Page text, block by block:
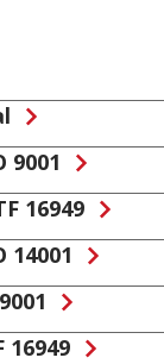
9001
16949
16949